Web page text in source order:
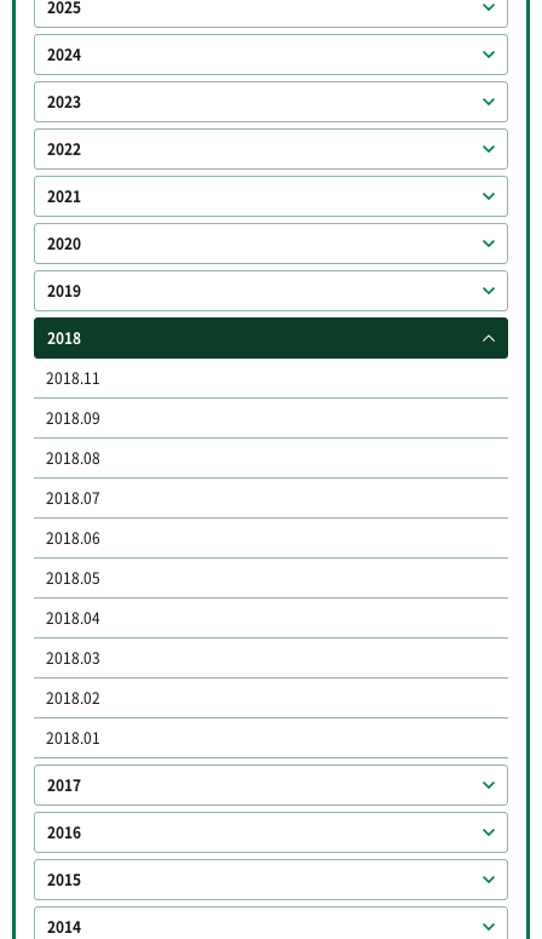
2025
2024
2023
2022
2021
2020
2019
2018
2018.11
2018.09
2018.08
2018.07
2018.06
2018.05
2018.04
2018.03
2018.02
2018.01
2017
2016
2015
2014